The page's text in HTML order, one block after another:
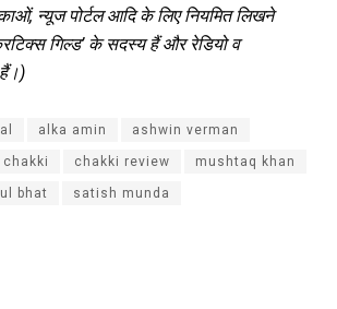
, न्यूज पोर्टल आदि के लिए नियमित लिखने
गिल्ड’ के सदस्य हैं और रेडियो व
हैं।)
alka amin ashwin verman
chakki chakki review mushtaq khan
bhat satish munda